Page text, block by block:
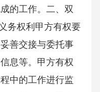
的工作。二、双
务权利甲方有权要
善交接与委托事
息等。甲方有权
中的工作进行监